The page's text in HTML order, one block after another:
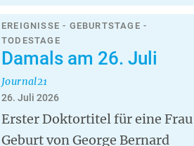
EREIGNISSE - GEBURTSTAGE -
TODESTAGE
Damals am 26. Juli
Journal21
26. Juli 2026
Erster Doktortitel für eine Frau |
Geburt von George Bernard